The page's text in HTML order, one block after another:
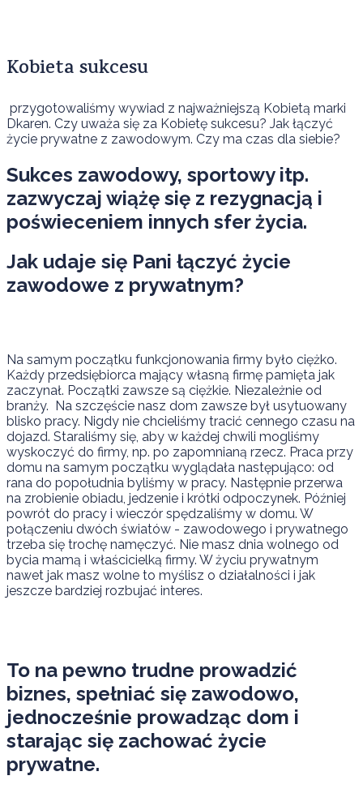
Kobieta sukcesu
przygotowaliśmy wywiad z najważniejszą Kobietą marki
Dkaren. Czy uważa się za Kobietę sukcesu? Jak łączyć
życie prywatne z zawodowym. Czy ma czas dla siebie?
Sukces zawodowy, sportowy itp.
zazwyczaj wiążę się z rezygnacją i
poświeceniem innych sfer życia.
Jak udaje się Pani łączyć życie
zawodowe z prywatnym?
Na samym początku funkcjonowania firmy było ciężko.
Każdy przedsiębiorca mający własną firmę pamięta jak
zaczynał. Początki zawsze są ciężkie. Niezależnie od
branży. Na szczęście nasz dom zawsze był usytuowany
blisko pracy. Nigdy nie chcieliśmy tracić cennego czasu na
dojazd. Staraliśmy się, aby w każdej chwili mogliśmy
wyskoczyć do firmy, np. po zapomnianą rzecz. Praca przy
domu na samym początku wyglądała następująco: od
rana do popołudnia byliśmy w pracy. Następnie przerwa
na zrobienie obiadu, jedzenie i krótki odpoczynek. Później
powrót do pracy i wieczór spędzaliśmy w domu. W
połączeniu dwóch światów - zawodowego i prywatnego
trzeba się trochę namęczyć. Nie masz dnia wolnego od
bycia mamą i właścicielką firmy. W życiu prywatnym
nawet jak masz wolne to myślisz o działalności i jak
jeszcze bardziej rozbujać interes.
To na pewno trudne prowadzić
biznes, spełniać się zawodowo,
jednocześnie prowadząc dom i
starając się zachować życie
prywatne.